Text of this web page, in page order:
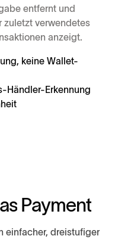
entfernt und
zuletzt verwendetes
anzeigt.
keine Wallet-
Händler-Erkennung
s Payment
einfacher, dreistufiger